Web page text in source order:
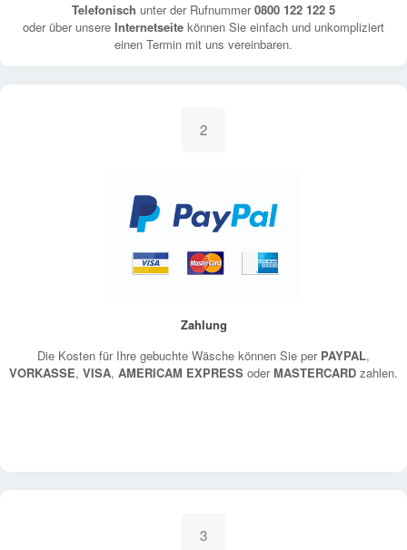
Telefonisch unter der Rufnummer0800 122 122 5
oder über unsere Internetseite können Sie einfach und unkompliziert
einen Termin mit uns vereinbaren.
2
Zahlung
Die Kosten für Ihre gebuchte Wäsche können Sie per PAYPAL,
VORKASSE, VISA, AMERICAM EXPRESS oderMASTERCARD zahlen.
3